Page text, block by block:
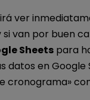
ver
van por buen
Sheetspara
datos en Google
cronograma»